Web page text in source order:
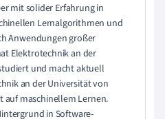
mit solider Erfahrung in
Lernalgorithmen und
Anwendungen großer
Elektrotechnik an der
und macht aktuell
an der Universität von
auf maschinellem Lernen.
in Software-